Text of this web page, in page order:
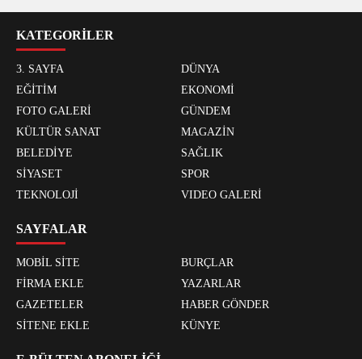
KATEGORİLER
3. SAYFA
DÜNYA
EĞİTİM
EKONOMİ
FOTO GALERİ
GÜNDEM
KÜLTÜR SANAT
MAGAZİN
BELEDİYE
SAĞLIK
SİYASET
SPOR
TEKNOLOJİ
VIDEO GALERİ
SAYFALAR
MOBİL SİTE
BURÇLAR
FİRMA EKLE
YAZARLAR
GAZETELER
HABER GÖNDER
SİTENE EKLE
KÜNYE